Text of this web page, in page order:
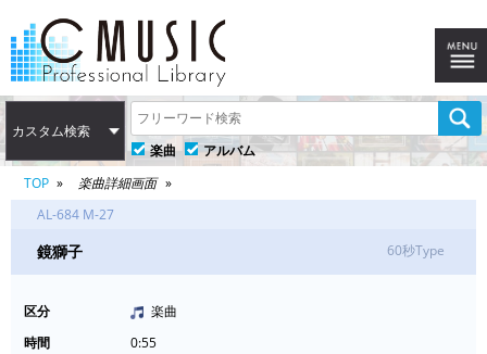
カスタム検索
楽曲
アルバム
TOP
楽曲詳細画面
AL-684 M-27
鏡獅子 60秒Type
区分
楽曲
時間
0:55